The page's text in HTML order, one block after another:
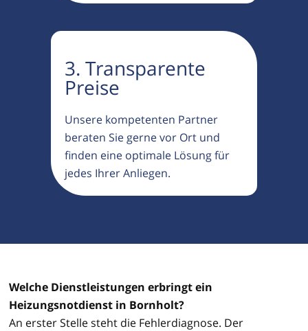
3. Transparente
Preise
Unsere kompetenten Partner
beraten Sie gerne vor Ort und
finden eine optimale Lösung für
jedes Ihrer Anliegen.
Welche Dienstleistungen erbringt ein
Heizungsnotdienst in Bornholt?
An erster Stelle steht die Fehlerdiagnose. Der